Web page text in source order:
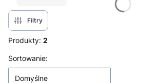
Filtry
Produkty: 2
Lista produktów
Sortowanie:
Domyślne